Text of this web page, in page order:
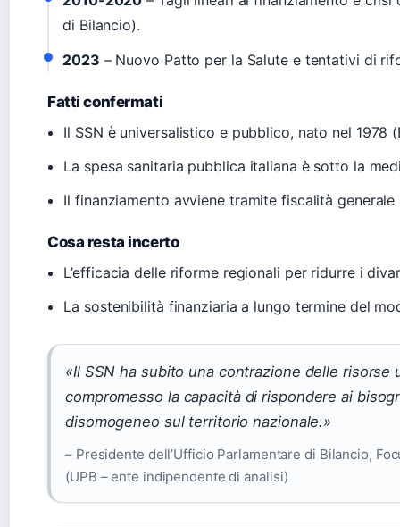
di Bilancio).
2023 – Nuovo Patto per la Salute e tentativi di
Fatti confermati
Il SSN è universalistico e pubblico, nato nel 1978
La spesa sanitaria pubblica italiana è sotto la
Il finanziamento avviene tramite fiscalità generale
Cosa resta incerto
L’efficacia delle riforme regionali per ridurre i
La sostenibilità finanziaria a lungo termine del
«Il SSN ha subito una contrazione delle risorse
compromesso la capacità di rispondere ai
disomogeneo sul territorio nazionale.»
– Presidente dell’Ufficio Parlamentare di Bilancio,
(UPB – ente indipendente di analisi)